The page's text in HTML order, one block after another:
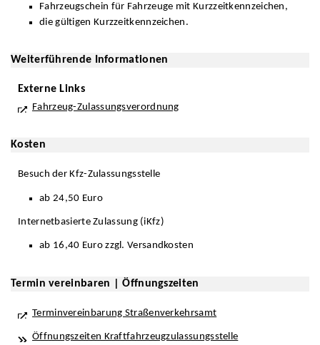
Fahrzeugschein für Fahrzeuge mit Kurzzeitkennzeichen,
die gültigen Kurzzeitkennzeichen.
Weiterführende Informationen
Externe Links
Fahrzeug-Zulassungsverordnung
Kosten
Besuch der Kfz-Zulassungsstelle
ab 24,50 Euro
Internetbasierte Zulassung (iKfz)
ab 16,40 Euro zzgl. Versandkosten
Termin vereinbaren | Öffnungszeiten
Terminvereinbarung Straßenverkehrsamt
Öffnungszeiten Kraftfahrzeugzulassungsstelle